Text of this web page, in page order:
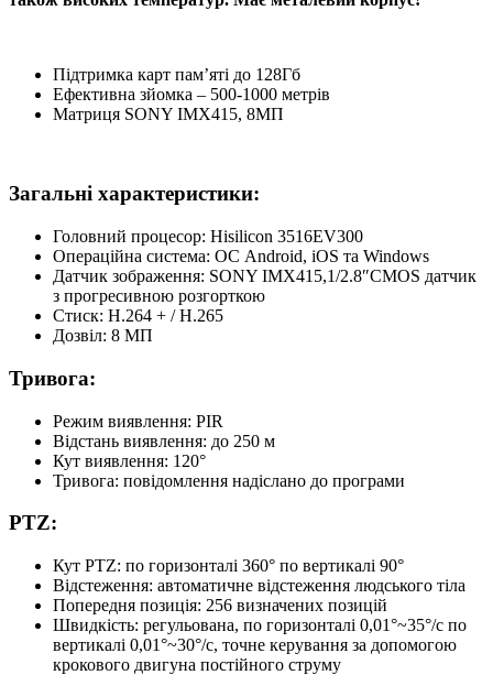
Підтримка карт пам’яті до 128Гб
Ефективна зйомка – 500-1000 метрів
Матриця SONY IMX415, 8МП
Загальні характеристики:
Головний процесор: Hisilicon 3516EV300
Операційна система: ОС Android, iOS та Windows
Датчик зображення: SONY IMX415,1/2.8″CMOS датчик
з прогресивною розгорткою
Стиск: H.264 + / H.265
Дозвіл: 8 МП
Тривога:
Режим виявлення: PIR
Відстань виявлення: до 250 м
Кут виявлення: 120°
Тривога: повідомлення надіслано до програми
PTZ:
Кут PTZ: по горизонталі 360° по вертикалі 90°
Відстеження: автоматичне відстеження людського тіла
Попередня позиція: 256 визначених позицій
Швидкість: регульована, по горизонталі 0,01°~35°/с по
вертикалі 0,01°~30°/с, точне керування за допомогою
крокового двигуна постійного струму